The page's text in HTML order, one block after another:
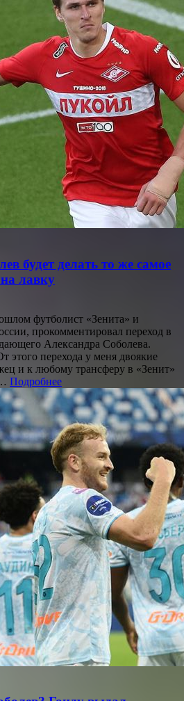
будет делать то же самое
на лавку
футболист «Зенита» и
прокомментировал переход в
Александра Соболева.
перехода у меня двоякие
и к любому трансферу в «Зенит»
Подробнее